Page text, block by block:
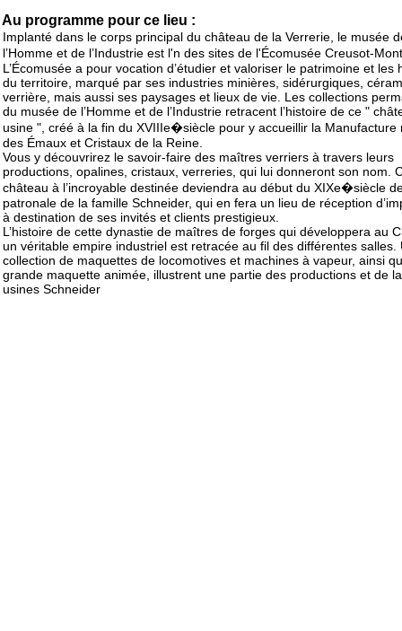
Au programme pour ce lieu :
Implanté dans le corps principal du château de la Verrerie, le musée
l’Homme et de l’Industrie est l'n des sites de l'Écomusée Creusot-
L’Écomusée a pour vocation d’étudier et valoriser le patrimoine et les
du territoire, marqué par ses industries minières, sidérurgiques,
verrière, mais aussi ses paysages et lieux de vie. Les collections
du musée de l’Homme et de l’Industrie retracent l’histoire de ce "
usine ", créé à la fin du XVIIIe�siècle pour y accueillir la Manufacture
des Émaux et Cristaux de la Reine.
Vous y découvrirez le savoir-faire des maîtres verriers à travers leurs
productions, opalines, cristaux, verreries, qui lui donneront son nom.
château à l’incroyable destinée deviendra au début du XIXe�siècle
patronale de la famille Schneider, qui en fera un lieu de réception
à destination de ses invités et clients prestigieux.
L’histoire de cette dynastie de maîtres de forges qui développera au
un véritable empire industriel est retracée au fil des différentes salles.
collection de maquettes de locomotives et machines à vapeur, ainsi
grande maquette animée, illustrent une partie des productions et de
usines Schneider